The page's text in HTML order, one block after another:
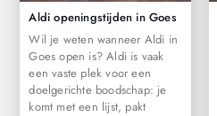
Aldi openingstijden in Goes
Wil je weten wanneer Aldi in
Goes open is? Aldi is vaak
een vaste plek voor een
doelgerichte boodschap: je
komt met een lijst, pakt